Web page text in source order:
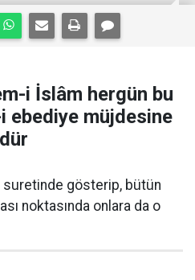
i İslâm hergün bu
ebediye müjdesine
gösterip, bütün
noktasında onlara da o